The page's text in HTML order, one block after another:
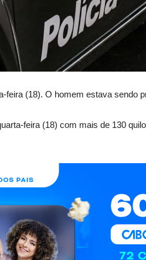
feira (18). O homem estava sendo
feira (18) com mais de 130